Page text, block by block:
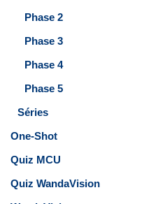
Phase 2
Phase 3
Phase 4
Phase 5
Séries
One-Shot
Quiz MCU
Quiz WandaVision